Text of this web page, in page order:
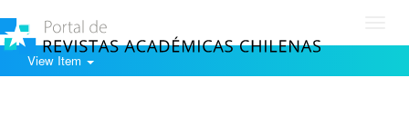
View Item